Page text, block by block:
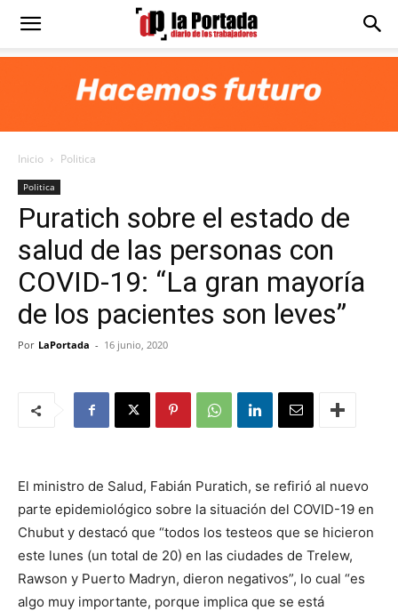
Diario
Portada
Inicio Politica
Politica
Puratich sobre el estado de
salud de las personas con
COVID-19: “La gran mayoría
de los pacientes son leves”
Por LaPortada - 16 junio, 2020
El ministro de Salud, Fabián Puratich, se refirió al nuevo
parte epidemiológico sobre la situación del COVID-19 en
Chubut y destacó que “todos los testeos que se hicieron
este lunes (un total de 20) en las ciudades de Trelew,
Rawson y Puerto Madryn, dieron negativos”, lo cual “es
algo muy importante, porque implica que se está